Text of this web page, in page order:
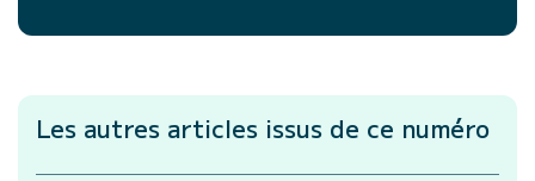
Les autres articles issus de ce numéro